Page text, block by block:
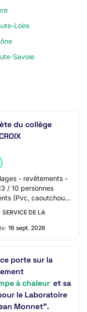
Loire
Savoie
du collège
- revêtements -
/ 10 personnes
(Pvc, caoutchouc,
DE LA
16 sept. 2026
porte sur la
à chaleur et sa
le Laboratoire
Monnet".